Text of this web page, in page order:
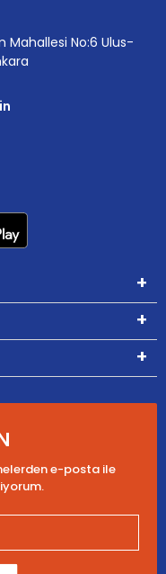
Mahallesi No:6 Ulus-
e-posta ile